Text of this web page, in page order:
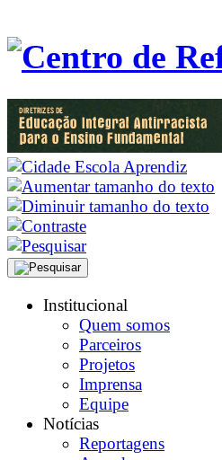
Institucional
Quem somos
Parceiros
Projetos
Imprensa
Equipe
Notícias
Reportagens